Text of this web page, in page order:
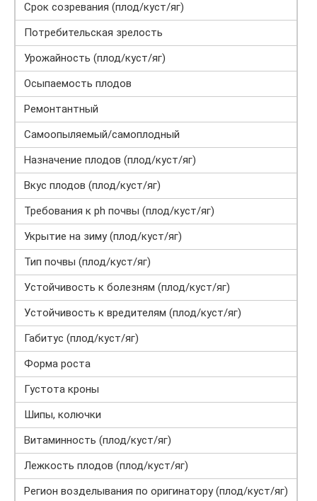
Срок созревания (плод/куст/яг)
Потребительская зрелость
Урожайность (плод/куст/яг)
Осыпаемость плодов
Ремонтантный
Самоопыляемый/самоплодный
Назначение плодов (плод/куст/яг)
Вкус плодов (плод/куст/яг)
Требования к ph почвы (плод/куст/яг)
Укрытие на зиму (плод/куст/яг)
Тип почвы (плод/куст/яг)
Устойчивость к болезням (плод/куст/яг)
Устойчивость к вредителям (плод/куст/яг)
Габитус (плод/куст/яг)
Форма роста
Густота кроны
Шипы, колючки
Витаминность (плод/куст/яг)
Лежкость плодов (плод/куст/яг)
Регион возделывания по оригинатору (плод/куст/яг)